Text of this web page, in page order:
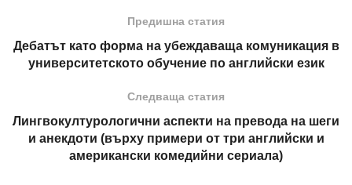
Предишна статия
Дебатът като форма на убеждаваща комуникация в
университетското обучение по английски език
Следваща статия
Лингвокултурологични аспекти на превода на шеги
и анекдоти (върху примери от три английски и
американски комедийни сериала)